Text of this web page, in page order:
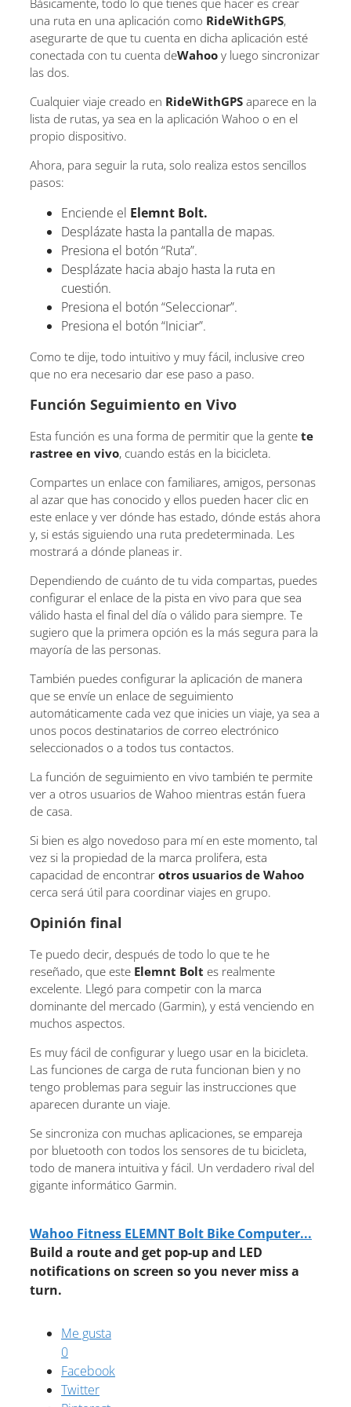
Básicamente, todo lo que tienes que hacer es crear
una ruta en una aplicación como RideWithGPS,
asegurarte de que tu cuenta en dicha aplicación esté
conectada con tu cuenta deWahoo y luego sincronizar
las dos.
Cualquier viaje creado en RideWithGPS aparece en la
lista de rutas, ya sea en la aplicación Wahoo o en el
propio dispositivo.
Ahora, para seguir la ruta, solo realiza estos sencillos
pasos:
Enciende el Elemnt Bolt.
Desplázate hasta la pantalla de mapas.
Presiona el botón “Ruta”.
Desplázate hacia abajo hasta la ruta en
cuestión.
Presiona el botón “Seleccionar”.
Presiona el botón “Iniciar”.
Como te dije, todo intuitivo y muy fácil, inclusive creo
que no era necesario dar ese paso a paso.
Función Seguimiento en Vivo
Esta función es una forma de permitir que la gente te
rastree en vivo, cuando estás en la bicicleta.
Compartes un enlace con familiares, amigos, personas
al azar que has conocido y ellos pueden hacer clic en
este enlace y ver dónde has estado, dónde estás ahora
y, si estás siguiendo una ruta predeterminada. Les
mostrará a dónde planeas ir.
Dependiendo de cuánto de tu vida compartas, puedes
configurar el enlace de la pista en vivo para que sea
válido hasta el final del día o válido para siempre. Te
sugiero que la primera opción es la más segura para la
mayoría de las personas.
También puedes configurar la aplicación de manera
que se envíe un enlace de seguimiento
automáticamente cada vez que inicies un viaje, ya sea a
unos pocos destinatarios de correo electrónico
seleccionados o a todos tus contactos.
La función de seguimiento en vivo también te permite
ver a otros usuarios de Wahoo mientras están fuera
de casa.
Si bien es algo novedoso para mí en este momento, tal
vez si la propiedad de la marca prolifera, esta
capacidad de encontrar otros usuarios de Wahoo
cerca será útil para coordinar viajes en grupo.
Opinión final
Te puedo decir, después de todo lo que te he
reseñado, que este Elemnt Bolt es realmente
excelente. Llegó para competir con la marca
dominante del mercado (Garmin), y está venciendo en
muchos aspectos.
Es muy fácil de configurar y luego usar en la bicicleta.
Las funciones de carga de ruta funcionan bien y no
tengo problemas para seguir las instrucciones que
aparecen durante un viaje.
Se sincroniza con muchas aplicaciones, se empareja
por bluetooth con todos los sensores de tu bicicleta,
todo de manera intuitiva y fácil. Un verdadero rival del
gigante informático Garmin.
Wahoo Fitness ELEMNT Bolt Bike Computer...
Build a route and get pop-up and LED
notifications on screen so you never miss a
turn.
Me gusta
0
Facebook
Twitter